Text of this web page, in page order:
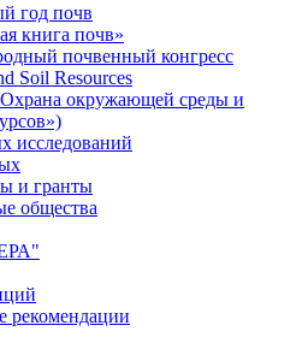
год почв
книга почв»
почвенный конгресс
Soil Resources
окружающей среды и
исследований
и гранты
общества
рекомендации